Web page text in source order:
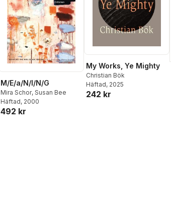
M/E/a/N/I/N/G
Mira Schor, Susan Bee
Häftad, 2000
492 kr
My Works, Ye Mighty
Christian Bök
Häftad, 2025
242 kr